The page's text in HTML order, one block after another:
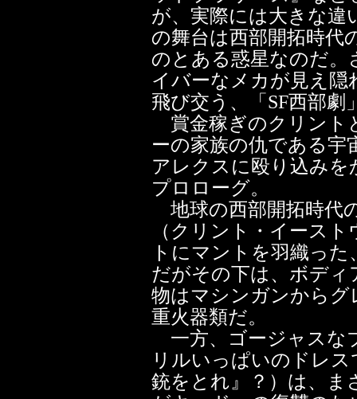
が、実際には大きな違
の舞台は西部開拓時代
のとある惑星なのだ。
イバーなメカが見え
飛び交う、「SF西部劇
賞金稼ぎのクリント
ーの家族の仇である宇
アレクスに殴り込み
プロローグ。
地球の西部開拓時代
（クリント・イース
トにマントを羽織っ
だがその下は、ボディ
物はマシンガンからグ
重火器類だ。
一方、ゴージャスな
リルいっぱいのドレ
銃をとれ』？）は、ま